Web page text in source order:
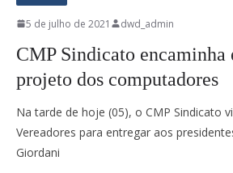
5 de julho de 2021 dwd_admin
CMP Sindicato encaminha
projeto dos computadores
Na tarde de hoje (05), o CMP Sindicato
Vereadores para entregar aos
Giordani